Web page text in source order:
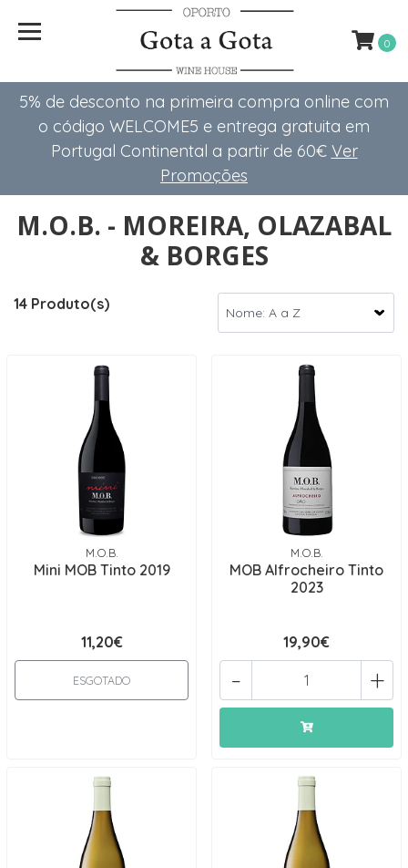
5% de desconto na primeira compra online com
o código WELCOME5 e entrega gratuita em
Portugal Continental a partir de 60€ Ver
Promoções
0
M.O.B. - MOREIRA, OLAZABAL
& BORGES
14 Produto(s)
M.O.B.
Mini MOB Tinto 2019
11,20€
ESGOTADO
M.O.B.
MOB Alfrocheiro Tinto
2023
19,90€
+
-